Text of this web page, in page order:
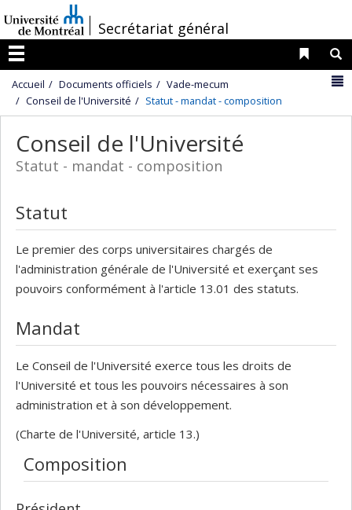
au
contenu
/
Secrétariat général
Menu
Liens
Accueil Documents officiels
Vade-mecum
Conseil de l'Université
Statut - mandat - composition
Conseil de l'Université
Statut - mandat - composition
Statut
Le premier des corps universitaires chargés de
l'administration générale de l'Université et exerçant ses
pouvoirs conformément à l'article 13.01 des statuts.
Mandat
Le Conseil de l'Université exerce tous les droits de
l'Université et tous les pouvoirs nécessaires à son
administration et à son développement.
(Charte de l'Université, article 13.)
Composition